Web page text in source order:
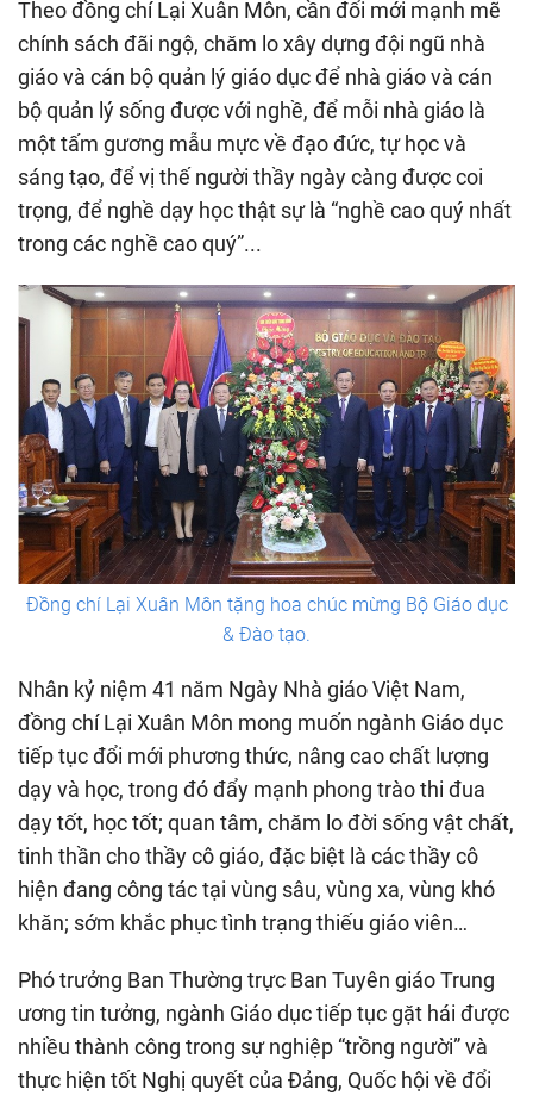
Theo đồng chí Lại Xuân Môn, cần đổi mới mạnh mẽ
chính sách đãi ngộ, chăm lo xây dựng đội ngũ nhà
giáo và cán bộ quản lý giáo dục để nhà giáo và cán
bộ quản lý sống được với nghề, để mỗi nhà giáo là
một tấm gương mẫu mực về đạo đức, tự học và
sáng tạo, để vị thế người thầy ngày càng được coi
trọng, để nghề dạy học thật sự là “nghề cao quý nhất
trong các nghề cao quý”...
Đồng chí Lại Xuân Môn tặng hoa chúc mừng Bộ Giáo dục
& Đào tạo.
Nhân kỷ niệm 41 năm Ngày Nhà giáo Việt Nam,
đồng chí Lại Xuân Môn mong muốn ngành Giáo dục
tiếp tục đổi mới phương thức, nâng cao chất lượng
dạy và học, trong đó đẩy mạnh phong trào thi đua
dạy tốt, học tốt; quan tâm, chăm lo đời sống vật chất,
tinh thần cho thầy cô giáo, đặc biệt là các thầy cô
hiện đang công tác tại vùng sâu, vùng xa, vùng khó
khăn; sớm khắc phục tình trạng thiếu giáo viên…
Phó trưởng Ban Thường trực Ban Tuyên giáo Trung
ương tin tưởng, ngành Giáo dục tiếp tục gặt hái được
nhiều thành công trong sự nghiệp “trồng người” và
thực hiện tốt Nghị quyết của Đảng, Quốc hội về đổi